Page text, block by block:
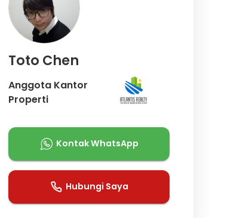
Toto Chen
Anggota Kantor
Properti
Kontak WhatsApp
Hubungi Saya